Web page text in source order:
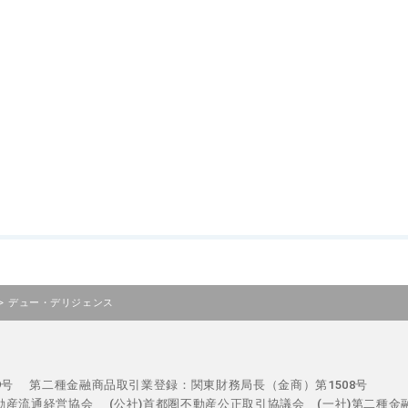
デュー・デリジェンス
号
第二種金融商品取引業登録：関東財務局長（金商）第1508号
産流通経営協会
(公社)首都圏不動産公正取引協議会 (一社)第二種金